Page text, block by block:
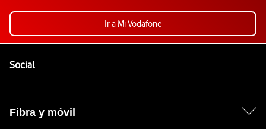
Ir a Mi Vodafone
SocialEnlaces a las redes sociales de Vodafone
Fibra y móvil